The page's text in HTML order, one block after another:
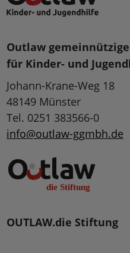
Outlaw
für Kinder- und
Johann-Krane-Weg 18
48149 Münster
Tel. 0251 383566-0
info@outlaw-ggmbh.de
OUTLAW.die Stiftung